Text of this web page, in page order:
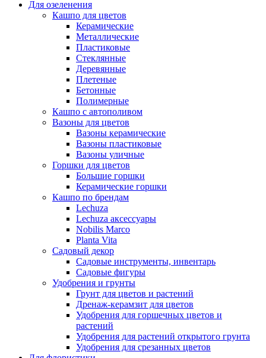
Для озеленения
Кашпо для цветов
Керамические
Металлические
Пластиковые
Стеклянные
Деревянные
Плетеные
Бетонные
Полимерные
Кашпо с автополивом
Вазоны для цветов
Вазоны керамические
Вазоны пластиковые
Вазоны уличные
Горшки для цветов
Большие горшки
Керамические горшки
Кашпо по брендам
Lechuza
Lechuza аксессуары
Nobilis Marco
Planta Vita
Садовый декор
Садовые инструменты, инвентарь
Садовые фигуры
Удобрения и грунты
Грунт для цветов и растений
Дренаж-керамзит для цветов
Удобрения для горшечных цветов и
растений
Удобрения для растений открытого грунта
Удобрения для срезанных цветов